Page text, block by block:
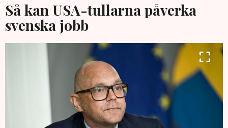
Så kan USA-tullarna påverka
svenska jobb